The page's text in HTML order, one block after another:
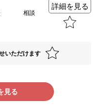
相談
詳細を見る
いただけます
見る